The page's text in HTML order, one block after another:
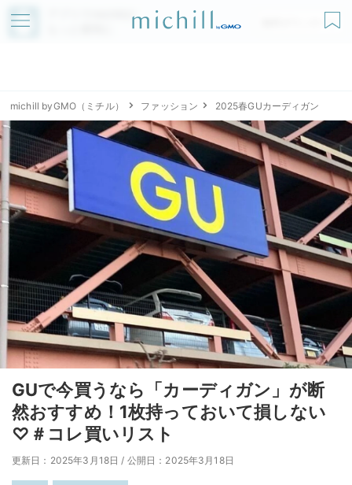
アプリでmichillが
無料ダウンロード
michill byGMO（ミチル） ファッション 2025春GUカーディガン
GUで今買うなら「カーディガン」が断
然おすすめ！1枚持っておいて損しない
♡＃コレ買いリスト
更新日：2025年3月18日 / 公開日：2025年3月18日